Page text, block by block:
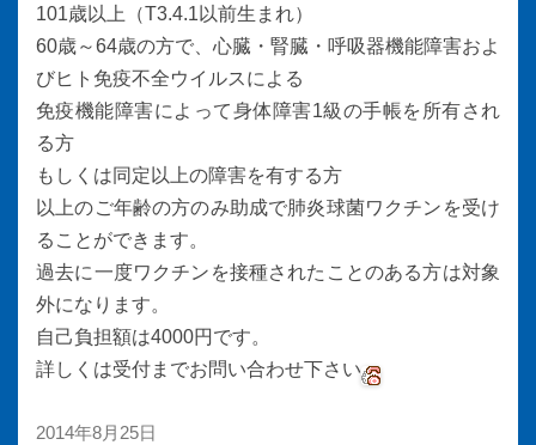
101歳以上（T3.4.1以前生まれ）
60歳～64歳の方で、心臓・腎臓・呼吸器機能障害およ
びヒト免疫不全ウイルスによる
免疫機能障害によって身体障害1級の手帳を所有され
る方
もしくは同定以上の障害を有する方
以上のご年齢の方のみ助成で肺炎球菌ワクチンを受け
ることができます。
過去に一度ワクチンを接種されたことのある方は対象
外になります。
自己負担額は4000円です。
詳しくは受付までお問い合わせ下さい
2014年8月25日